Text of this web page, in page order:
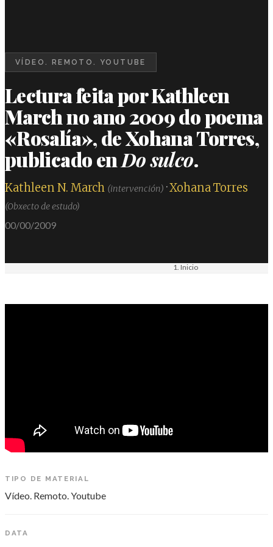
VÍDEO. REMOTO. YOUTUBE
Lectura feita por Kathleen
March no ano 2009 do poema
«Rosalía», de Xohana Torres,
publicado enDo sulco.
Kathleen N. March (intervención) ·Xohana Torres
(Obxecto de estudo)
00/00/2009
Inicio
TIPO DE MATERIAL
Vídeo. Remoto. Youtube
DATA